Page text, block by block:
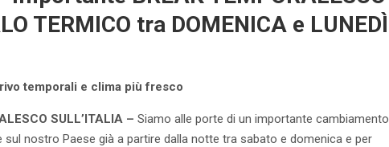
TERMICO tra DOMENICA e LUNEDÌ
SULL’ITALIA – Siamo alle porte di un importante cambiamento
nostro Paese già a partire dalla notte tra sabato e domenica e per